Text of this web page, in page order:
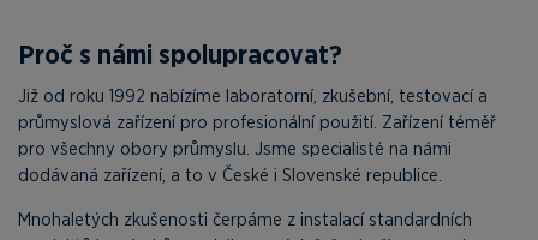
Proč s námi spolupracovat?
Již od roku 1992 nabízíme laboratorní, zkušební, testovací a
průmyslová zařízení pro profesionální použití. Zařízení téměř
pro všechny obory průmyslu. Jsme specialisté na námi
dodávaná zařízení, a to v České i Slovenské republice.
Mnohaletých zkušenosti čerpáme z instalací standardních